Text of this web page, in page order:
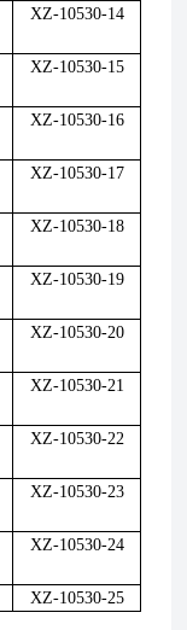
XZ-10530-14
XZ-10530-15
XZ-10530-16
XZ-10530-17
XZ-10530-18
XZ-10530-19
XZ-10530-20
XZ-10530-21
XZ-10530-22
XZ-10530-23
XZ-10530-24
XZ-10530-25